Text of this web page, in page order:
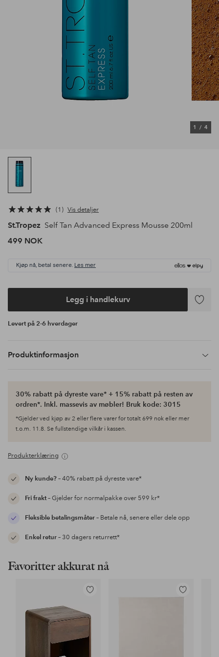
1 / 4
1 Vis detaljer
St.Tropez Self Tan Advanced Express Mousse 200ml
499 NOK
Kjøp nå, betal senere. Les mer
Legg i handlekurv
Legg
Levert på 2-6 hverdager
Produktinformasjon
30% rabatt på dyreste vare* + 15% rabatt på resten av
ordren*. Inkl. massevis av møbler! Bruk kode: 3015
*Gjelder ved kjøp av 2 eller flere varer for totalt 699 nok eller mer
t.o.m. 11.8. Se fullstendige vilkår i kassen.
Produkterklæring
Ny kunde?– 40% rabatt på dyreste vare*
Fri frakt– Gjelder for normalpakke over 599 kr*
Fleksible betalingsmåter– Betale nå, senere eller dele opp
Enkel retur– 30 dagers returrett*
Favoritter akkurat nå
Legg
favoritter
Legg